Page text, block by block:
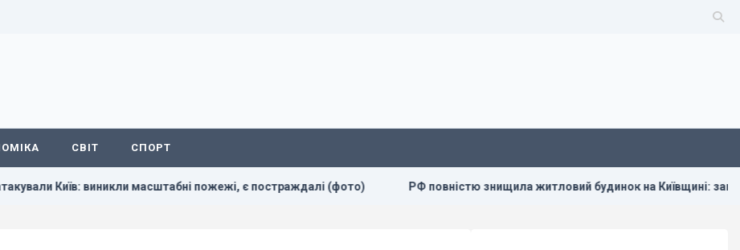
СВІТ СПОРТ
виникли масштабні пожежі, є постраждалі (фото) РФ повністю знищила житловий будинок на Київщині: загинуло троє